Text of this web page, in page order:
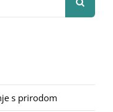
s prirodom